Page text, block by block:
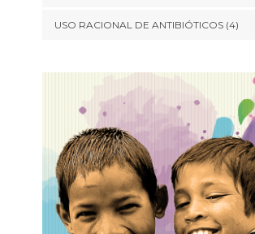
USO RACIONAL DE ANTIBIÓTICOS(4)